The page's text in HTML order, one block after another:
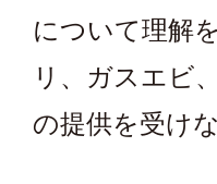
について理解
リ、ガスエビ
の提供を受け